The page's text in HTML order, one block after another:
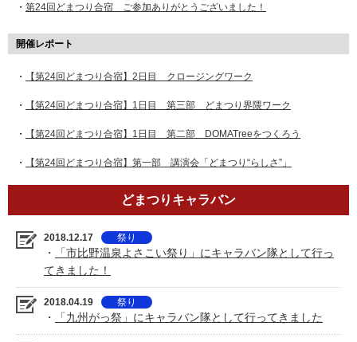
・ 第24回どまつり合宿 ご参加ありがとうございました！
開催レポート
・ 【第24回どまつり合宿】2日目 クロージングワーク
・ 【第24回どまつり合宿】1日目 第三部 どまつり界隈ワーク
・ 【第24回どまつり合宿】1日目 第二部 DOMATreeをつくろう
・ 【第24回どまつり合宿】第一部 講演会「どまつり“らしさ”」
どまつりキャラバン
2018.12.17 祭り
・
「市比野温泉よさこい祭り」にキャラバン隊として行っ
てきました！
2018.04.19 祭り
・ 「九州がっ祭」にキャラバン隊として行ってきました